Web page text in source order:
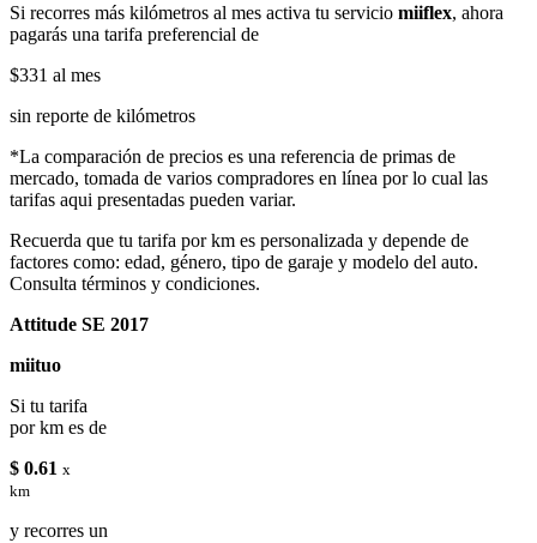
Si recorres más kilómetros al mes activa tu servicio miiflex, ahora
pagarás una tarifa preferencial de
$331 al mes
sin reporte de kilómetros
*La comparación de precios es una referencia de primas de
mercado, tomada de varios compradores en línea por lo cual las
tarifas aqui presentadas pueden variar.
Recuerda que tu tarifa por km es personalizada y depende de
factores como: edad, género, tipo de garaje y modelo del auto.
Consulta términos y condiciones.
Attitude SE 2017
miituo
Si tu tarifa
por km es de
$ 0.61 x
km
y recorres un